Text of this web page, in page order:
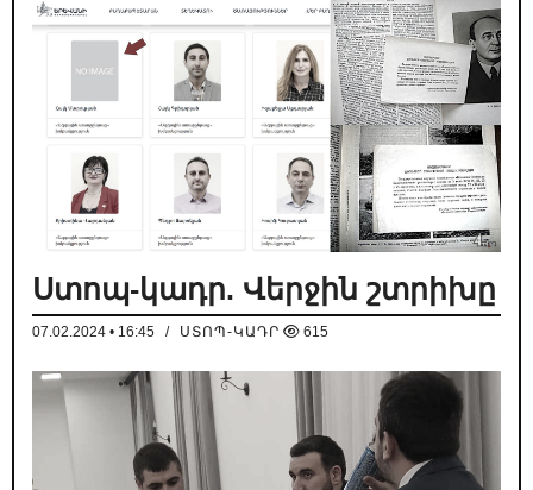
Ստոպ-կադր. Վերջին շտրիխը
07.02.2024 • 16:45 / ՍՏՈՊ-ԿԱԴՐ 615